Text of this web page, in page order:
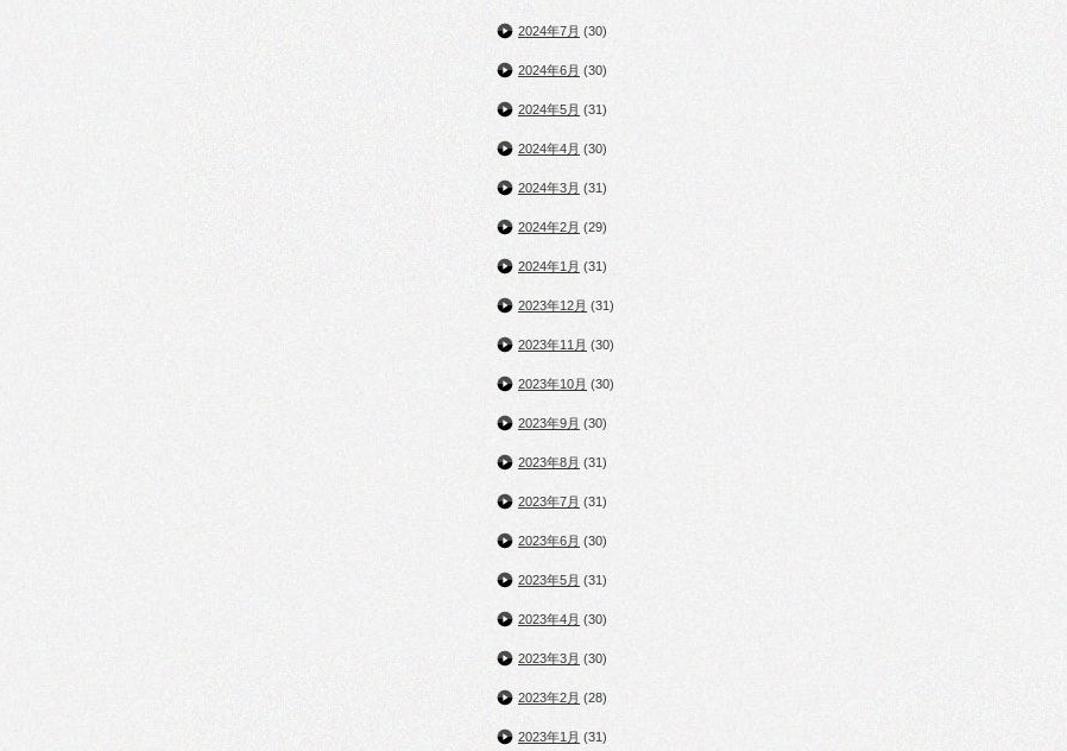
2024年7月 (30)
2024年6月 (30)
2024年5月 (31)
2024年4月 (30)
2024年3月 (31)
2024年2月 (29)
2024年1月 (31)
2023年12月 (31)
2023年11月 (30)
2023年10月 (30)
2023年9月 (30)
2023年8月 (31)
2023年7月 (31)
2023年6月 (30)
2023年5月 (31)
2023年4月 (30)
2023年3月 (30)
2023年2月 (28)
2023年1月 (31)